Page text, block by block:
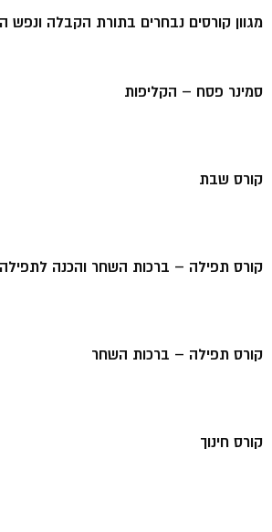
מגוון קורסים נבחרים בתורת הקבלה ונפש
סמינר פסח – הקליפות
קורס שבת
קורס תפילה – ברכות השחר והכנה לתפילה
קורס תפילה – ברכות השחר
קורס חינוך